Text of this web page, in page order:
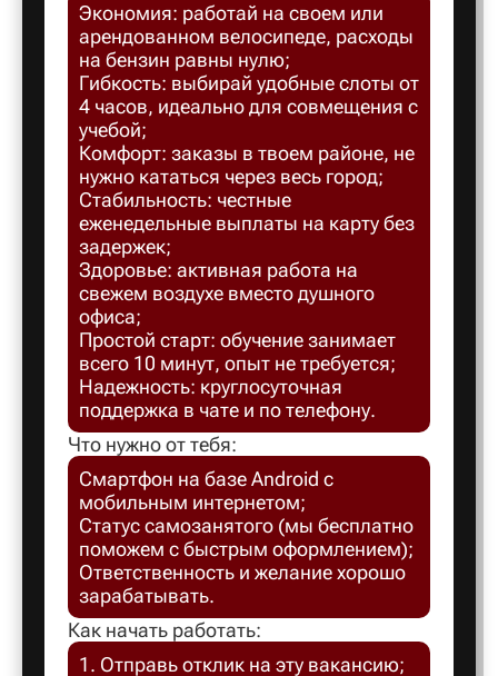
Ачинск
Балаково
Балахна
Барнаул
Безенчук
Белая
Экономия: работай на своем или
арендованном велосипеде, расходы
на бензин равны нулю;
Гибкость: выбирай удобные слоты от
4 часов, идеально для совмещения с
учебой;
Комфорт: заказы в твоем районе, не
нужно кататься через весь город;
Стабильность: честные
еженедельные выплаты на карту без
задержек;
Здоровье: активная работа на
свежем воздухе вместо душного
офиса;
Простой старт: обучение занимает
всего 10 минут, опыт не требуется;
Надежность: круглосуточная
поддержка в чате и по телефону.
Что нужно от тебя:
Смартфон на базе Android с
мобильным интернетом;
Статус самозанятого (мы бесплатно
поможем с быстрым оформлением);
Ответственность и желание хорошо
зарабатывать.
Как начать работать:
1. Отправь отклик на эту вакансию;